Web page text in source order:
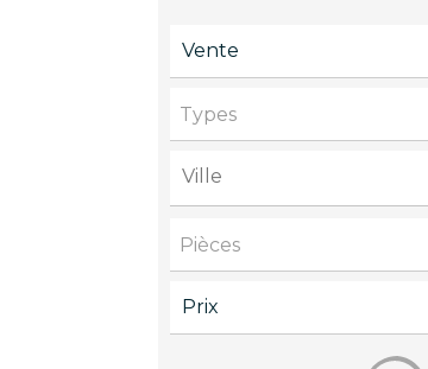
Types
Pièces